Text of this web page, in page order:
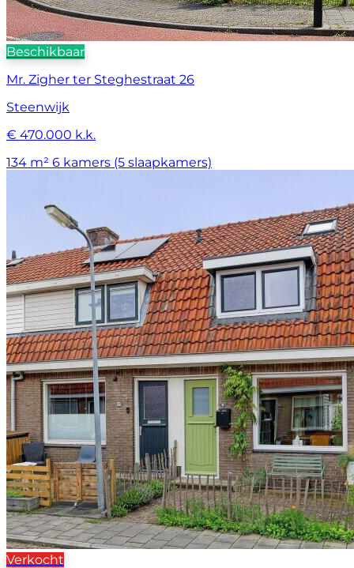
Beschikbaar
Mr. Zigher ter Steghestraat 26
Steenwijk
€ 470.000 k.k.
134 m² 6 kamers (5 slaapkamers)
Verkocht